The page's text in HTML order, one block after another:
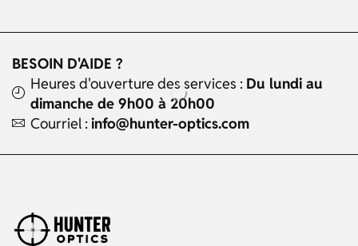
BESOIN D'AIDE ?
Heures d'ouverture des services : Du lundi au
dimanche de 9h00 à 20h00
Courriel : info@hunter-optics.com